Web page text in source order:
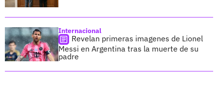
Internacional
Revelan primeras imagenes de Lionel
Messi en Argentina tras la muerte de su
padre